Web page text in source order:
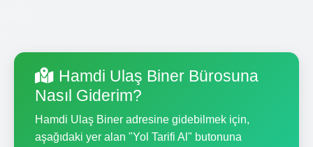
Hamdi Ulaş Biner Bürosuna
Nasıl Giderim?
Hamdi Ulaş Biner adresine gidebilmek için,
aşağıdaki yer alan "Yol Tarifi Al" butonuna